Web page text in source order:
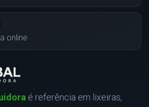
online
é referência em lixeiras,